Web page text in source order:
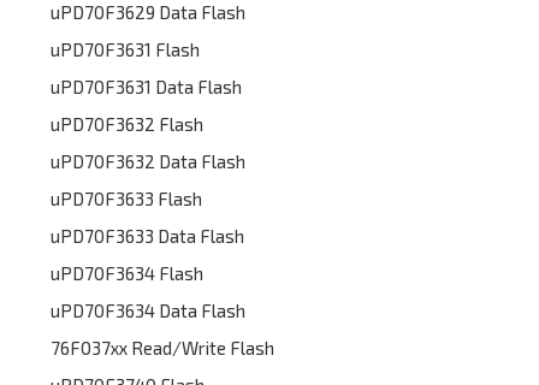
uPD70F3629 Data Flash
uPD70F3631 Flash
uPD70F3631 Data Flash
uPD70F3632 Flash
uPD70F3632 Data Flash
uPD70F3633 Flash
uPD70F3633 Data Flash
uPD70F3634 Flash
uPD70F3634 Data Flash
76F037xx Read/Write Flash